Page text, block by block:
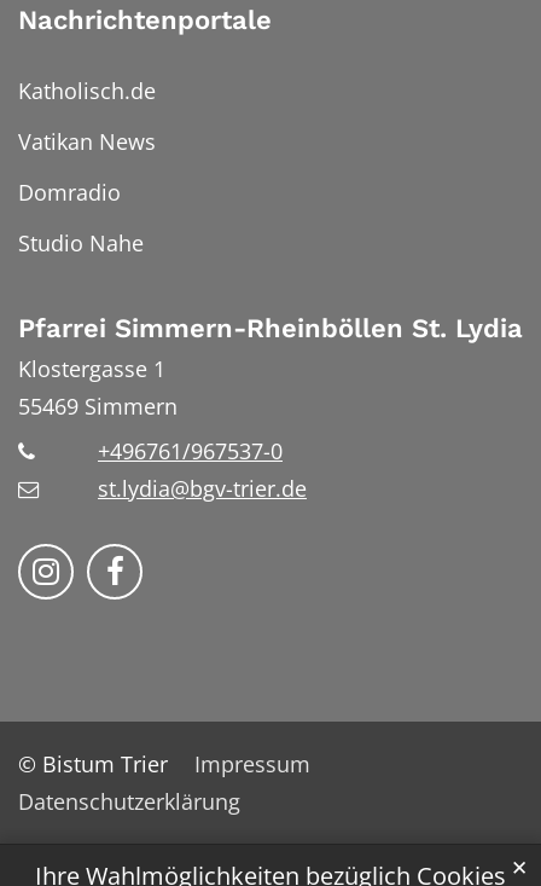
Ihre Wahlmöglichkeiten bezüglich Cookies ✕
Nachrichtenportale
Katholisch.de
Vatikan News
Domradio
Studio Nahe
Pfarrei Simmern-Rheinböllen St. Lydia
Klostergasse 1
55469 Simmern
+496761/967537-0
st.lydia@bgv-trier.de
Wir auf Instragram
Wir auf Facebook
© Bistum Trier
Impressum
Datenschutzerklärung